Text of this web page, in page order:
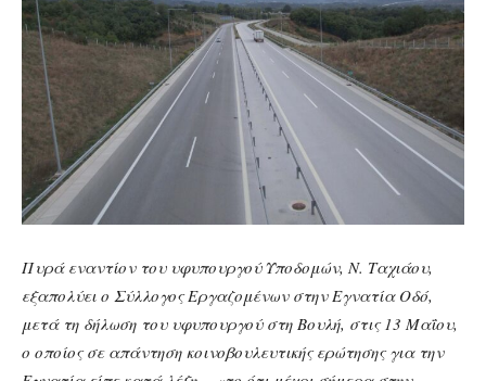
Πυρά εναντίον του υφυπουργού Υποδομών, Ν. Ταχιάου,
εξαπολύει ο Σύλλογος Εργαζομένων στην Εγνατία Οδό,
μετά τη δήλωση του υφυπουργού στη Βουλή, στις 13 Μαΐου,
ο οποίος σε απάντηση κοινοβουλευτικής ερώτησης για την